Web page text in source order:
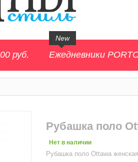
руб. Ежедневники
New
Рубашка поло
Нет в наличии
Рубашка поло Ottawa